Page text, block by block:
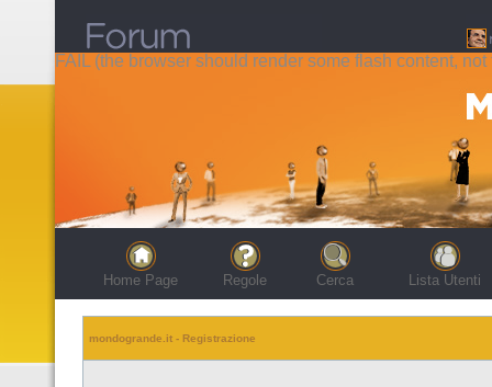
FAIL (the browser should render some flash content, not
Home Page Regole Cerca Lista Utenti
mondogrande.it - Registrazione